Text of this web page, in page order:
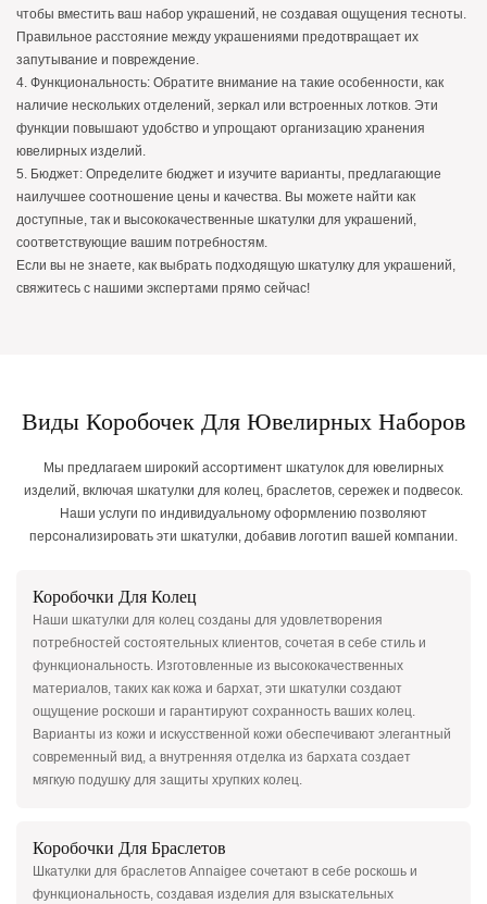
чтобы вместить ваш набор украшений, не создавая ощущения тесноты.
Правильное расстояние между украшениями предотвращает их
запутывание и повреждение.
4. Функциональность: Обратите внимание на такие особенности, как
наличие нескольких отделений, зеркал или встроенных лотков. Эти
функции повышают удобство и упрощают организацию хранения
ювелирных изделий.
5. Бюджет: Определите бюджет и изучите варианты, предлагающие
наилучшее соотношение цены и качества. Вы можете найти как
доступные, так и высококачественные шкатулки для украшений,
соответствующие вашим потребностям.
Если вы не знаете, как выбрать подходящую шкатулку для украшений,
свяжитесь с нашими экспертами прямо сейчас!
Виды Коробочек Для Ювелирных Наборов
Мы предлагаем широкий ассортимент шкатулок для ювелирных
изделий, включая шкатулки для колец, браслетов, сережек и подвесок.
Наши услуги по индивидуальному оформлению позволяют
персонализировать эти шкатулки, добавив логотип вашей компании.
Коробочки Для Колец
Наши шкатулки для колец созданы для удовлетворения
потребностей состоятельных клиентов, сочетая в себе стиль и
функциональность. Изготовленные из высококачественных
материалов, таких как кожа и бархат, эти шкатулки создают
ощущение роскоши и гарантируют сохранность ваших колец.
Варианты из кожи и искусственной кожи обеспечивают элегантный
современный вид, а внутренняя отделка из бархата создает
мягкую подушку для защиты хрупких колец.
Коробочки Для Браслетов
Шкатулки для браслетов Annaigee сочетают в себе роскошь и
функциональность, создавая изделия для взыскательных